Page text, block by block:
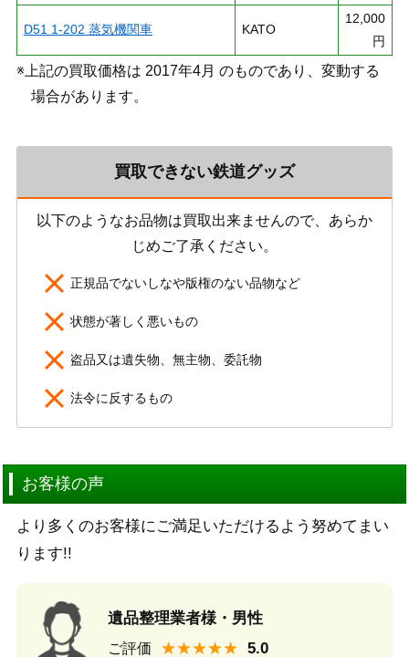
D51 1-202 蒸気機関車 KATO
12,000
円
※上記の買取価格は 2017年4月 のものであり、変動する
場合があります。
買取できない鉄道グッズ
以下のようなお品物は買取出来ませんので、あらか
じめご了承ください。
正規品でないしなや版権のない品物など
状態が著しく悪いもの
盗品又は遺失物、無主物、委託物
法令に反するもの
お客様の声
より多くのお客様にご満足いただけるよう努めてまい
ります!!
遺品整理業者様・男性
ご評価 ★★★★★